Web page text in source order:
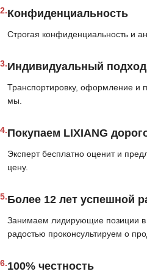
2.Конфиденциальность
Строгая конфиденциальность и
3.Индивидуальный подход
Транспортировку, оформление и
мы.
4.Покупаем LIXIANG
Эксперт бесплатно оценит и
цену.
5.Более 12 лет успешной
Занимаем лидирующие позиции
радостью проконсультируем о
6.100% честность